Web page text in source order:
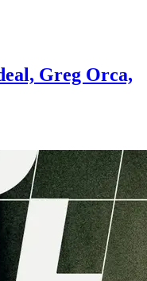
Greg Orca,